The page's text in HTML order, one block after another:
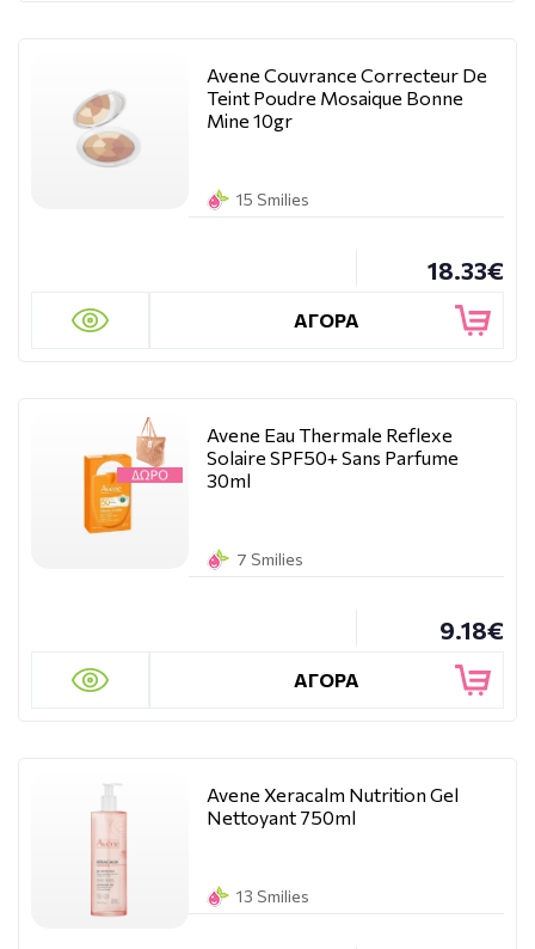
Avene Couvrance Correcteur De
Teint Poudre Mosaique Bonne
Mine 10gr
15 Smilies
18.33€
ΑΓΟΡΑ
Avene Eau Thermale Reflexe
Solaire SPF50+ Sans Parfume
30ml
7 Smilies
9.18€
ΑΓΟΡΑ
Avene Xeracalm Nutrition Gel
Nettoyant 750ml
13 Smilies